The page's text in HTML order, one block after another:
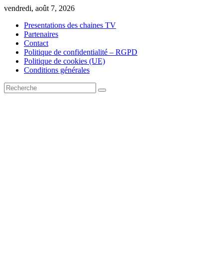
Skip
content
vendredi, août 7, 2026
Presentations des chaines TV
Partenaires
Contact
Politique de confidentialité – RGPD
Politique de cookies (UE)
Conditions générales